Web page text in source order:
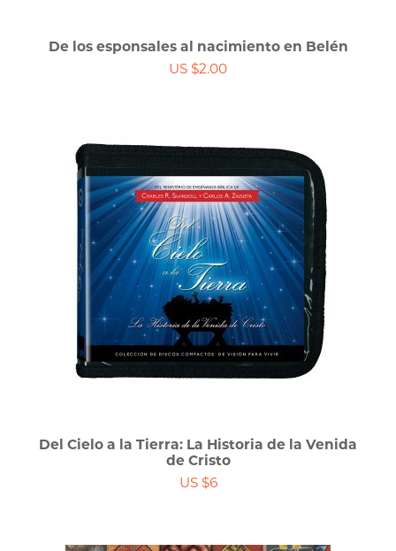
De los esponsales al nacimiento en Belén
US $2.00
Del Cielo a la Tierra: La Historia de la Venida
de Cristo
US $6